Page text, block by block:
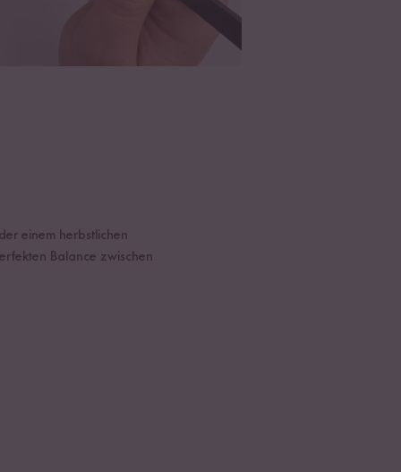
einem herbstlichen
Balance zwischen